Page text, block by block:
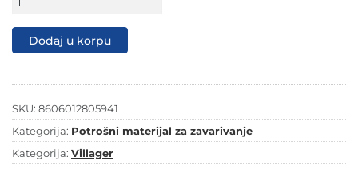
Villager
MM Dodaj u korpu
SKU: 8606012805941
Kategorija: Potrošni materijal za zavarivanje
Kategorija: Villager